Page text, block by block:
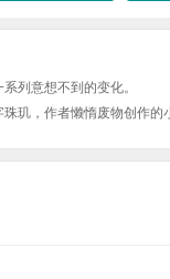
列意想不到的变化。
玑，作者懒惰废物创作的